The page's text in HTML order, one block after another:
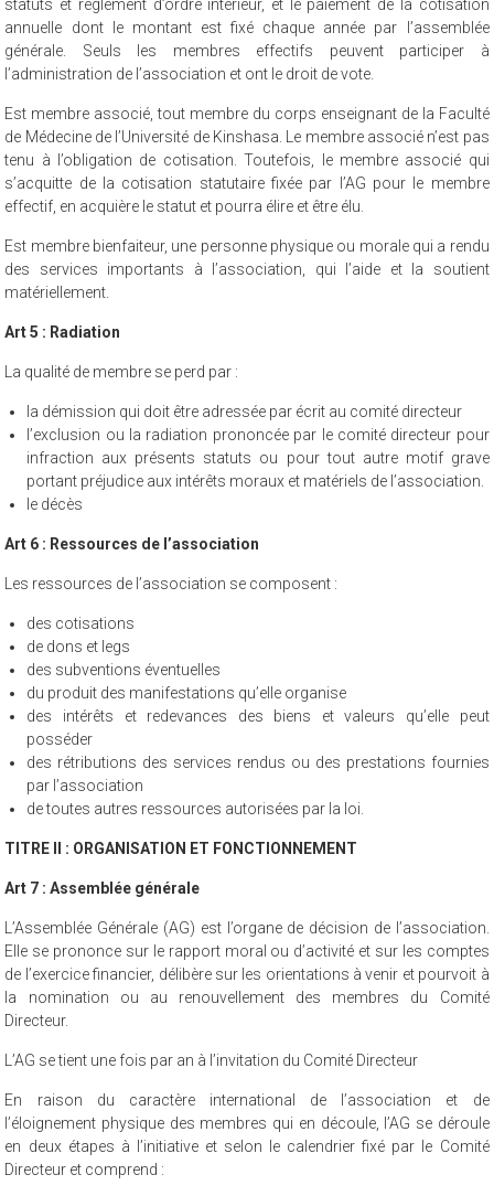
statuts et règlement d’ordre intérieur, et le paiement de la cotisation
annuelle dont le montant est fixé chaque année par l’assemblée
générale. Seuls les membres effectifs peuvent participer à
l’administration de l’association et ont le droit de vote.
Est membre associé, tout membre du corps enseignant de la Faculté
de Médecine de l’Université de Kinshasa. Le membre associé n’est pas
tenu à l’obligation de cotisation. Toutefois, le membre associé qui
s’acquitte de la cotisation statutaire fixée par l’AG pour le membre
effectif, en acquière le statut et pourra élire et être élu.
Est membre bienfaiteur, une personne physique ou morale qui a rendu
des services importants à l’association, qui l’aide et la soutient
matériellement.
Art 5 : Radiation
La qualité de membre se perd par :
la démission qui doit être adressée par écrit au comité directeur
l’exclusion ou la radiation prononcée par le comité directeur pour
infraction aux présents statuts ou pour tout autre motif grave
portant préjudice aux intérêts moraux et matériels de l’association.
le décès
Art 6 : Ressources de l’association
Les ressources de l’association se composent :
des cotisations
de dons et legs
des subventions éventuelles
du produit des manifestations qu’elle organise
des intérêts et redevances des biens et valeurs qu’elle peut
posséder
des rétributions des services rendus ou des prestations fournies
par l’association
de toutes autres ressources autorisées par la loi.
TITRE II : ORGANISATION ET FONCTIONNEMENT
Art 7 : Assemblée générale
L’Assemblée Générale (AG) est l’organe de décision de l’association.
Elle se prononce sur le rapport moral ou d’activité et sur les comptes
de l’exercice financier, délibère sur les orientations à venir et pourvoit à
la nomination ou au renouvellement des membres du Comité
Directeur.
L’AG se tient une fois par an à l’invitation du Comité Directeur
En raison du caractère international de l’association et de
l’éloignement physique des membres qui en découle, l’AG se déroule
en deux étapes à l’initiative et selon le calendrier fixé par le Comité
Directeur et comprend :